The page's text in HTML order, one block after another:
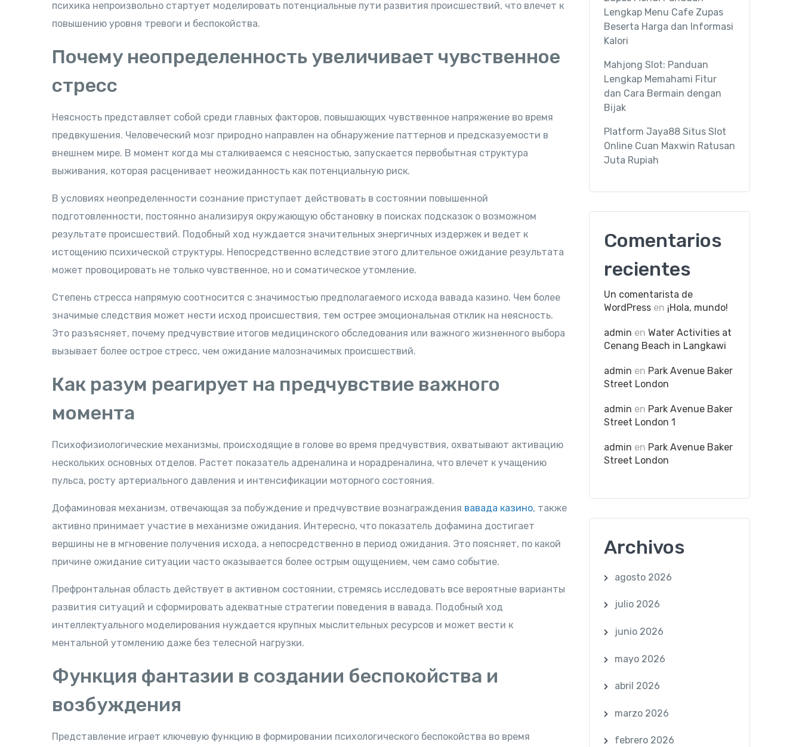
психика непроизвольно стартует моделировать потенциальные пути развития происшествий, что влечет к
повышению уровня тревоги и беспокойства.
Почему неопределенность увеличивает чувственное
стресс
Неясность представляет собой среди главных факторов, повышающих чувственное напряжение во время
предвкушения. Человеческий мозг природно направлен на обнаружение паттернов и предсказуемости в
внешнем мире. В момент когда мы сталкиваемся с неясностью, запускается первобытная структура
выживания, которая расценивает неожиданность как потенциальную риск.
В условиях неопределенности сознание приступает действовать в состоянии повышенной
подготовленности, постоянно анализируя окружающую обстановку в поисках подсказок о возможном
результате происшествий. Подобный ход нуждается значительных энергичных издержек и ведет к
истощению психической структуры. Непосредственно вследствие этого длительное ожидание результата
может провоцировать не только чувственное, но и соматическое утомление.
Степень стресса напрямую соотносится с значимостью предполагаемого исхода вавада казино. Чем более
значимые следствия может нести исход происшествия, тем острее эмоциональная отклик на неясность.
Это разъясняет, почему предчувствие итогов медицинского обследования или важного жизненного выбора
вызывает более острое стресс, чем ожидание малозначимых происшествий.
Как разум реагирует на предчувствие важного
момента
Психофизиологические механизмы, происходящие в голове во время предчувствия, охватывают активацию
нескольких основных отделов. Растет показатель адреналина и норадреналина, что влечет к учащению
пульса, росту артериального давления и интенсификации моторного состояния.
Дофаминовая механизм, отвечающая за побуждение и предчувствие вознаграждения вавада казино, также
активно принимает участие в механизме ожидания. Интересно, что показатель дофамина достигает
вершины не в мгновение получения исхода, а непосредственно в период ожидания. Это поясняет, по какой
причине ожидание ситуации часто оказывается более острым ощущением, чем само событие.
Префронтальная область действует в активном состоянии, стремясь исследовать все вероятные варианты
развития ситуаций и сформировать адекватные стратегии поведения в вавада. Подобный ход
интеллектуального моделирования нуждается крупных мыслительных ресурсов и может вести к
ментальной утомлению даже без телесной нагрузки.
Функция фантазии в создании беспокойства и
возбуждения
Представление играет ключевую функцию в формировании психологического беспокойства во время
Lengkap Menu Cafe Zupas
Beserta Harga dan Informasi
Kalori
Mahjong Slot: Panduan
Lengkap Memahami Fitur
dan Cara Bermain dengan
Bijak
Platform Jaya88 Situs Slot
Online Cuan Maxwin Ratusan
Juta Rupiah
Comentarios
recientes
Un comentarista de
WordPress en ¡Hola, mundo!
admin en Water Activities at
Cenang Beach in Langkawi
admin en Park Avenue Baker
Street London
admin en Park Avenue Baker
Street London 1
admin en Park Avenue Baker
Street London
Archivos
agosto 2026
julio 2026
junio 2026
mayo 2026
abril 2026
marzo 2026
febrero 2026